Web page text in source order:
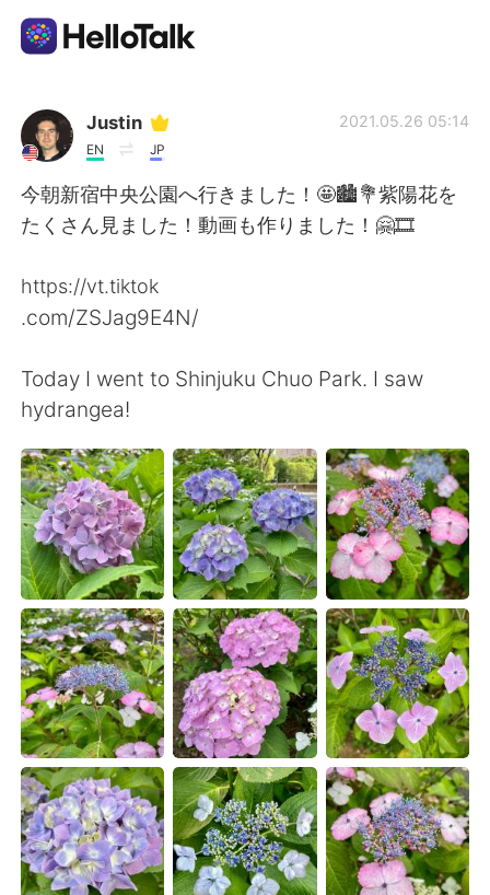
Language Exchange App
AI Grammar Checker
English
简体中文
Español العربية
日本語 한국어
Русский ไทย
Indonesia Italiano
Türkçe Tiếng Việt
Português
Justin
EN JP
2021.05.26 05:14
今朝新宿中央公園へ行きました！🤩🏙💐紫陽花を
たくさん見ました！動画も作りました！🤗🎞
https://vt.tiktok
.com/ZSJag9E4N/
Today I went to Shinjuku Chuo Park. I saw
hydrangea!